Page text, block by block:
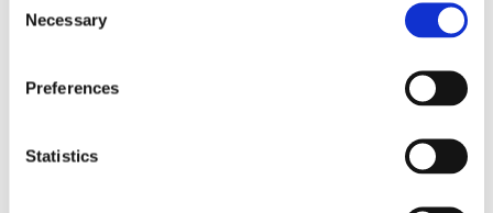
Selection
Necessary
Preferences
Statistics
Tips
Om oss